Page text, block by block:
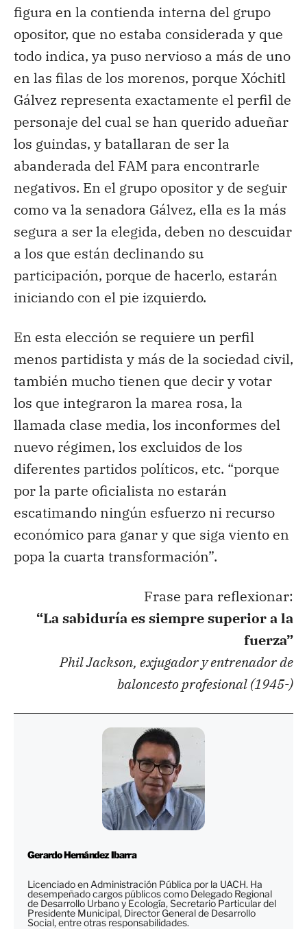
figura en la contienda interna del grupo
opositor, que no estaba considerada y que
todo indica, ya puso nervioso a más de uno
en las filas de los morenos, porque Xóchitl
Gálvez representa exactamente el perfil de
personaje del cual se han querido adueñar
los guindas, y batallaran de ser la
abanderada del FAM para encontrarle
negativos. En el grupo opositor y de seguir
como va la senadora Gálvez, ella es la más
segura a ser la elegida, deben no descuidar
a los que están declinando su
participación, porque de hacerlo, estarán
iniciando con el pie izquierdo.
En esta elección se requiere un perfil
menos partidista y más de la sociedad civil,
también mucho tienen que decir y votar
los que integraron la marea rosa, la
llamada clase media, los inconformes del
nuevo régimen, los excluidos de los
diferentes partidos políticos, etc. “porque
por la parte oficialista no estarán
escatimando ningún esfuerzo ni recurso
económico para ganar y que siga viento en
popa la cuarta transformación”.
Frase para reflexionar:
“La sabiduría es siempre superior a la
fuerza”
Phil Jackson, exjugador y entrenador de
baloncesto profesional (1945-)
Gerardo Hernández Ibarra
Licenciado en Administración Pública por la UACH. Ha
desempeñado cargos públicos como Delegado Regional
de Desarrollo Urbano y Ecología, Secretario Particular del
Presidente Municipal, Director General de Desarrollo
Social, entre otras responsabilidades.